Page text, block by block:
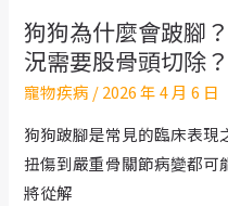
小
板
低
下
的
症
狗狗為什麼會跛腳
況需要股骨頭切除？
寵物疾病 /2026 年 4 月 6 日
狗狗跛腳是常見的臨床表現
扭傷到嚴重骨關節病變都可
將從解